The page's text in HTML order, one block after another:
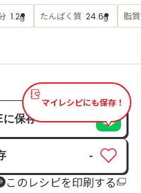
1.2g たんぱく質 24.6g 脂質
マイレシピにも保存！
に保存
-
このレシピを印刷する